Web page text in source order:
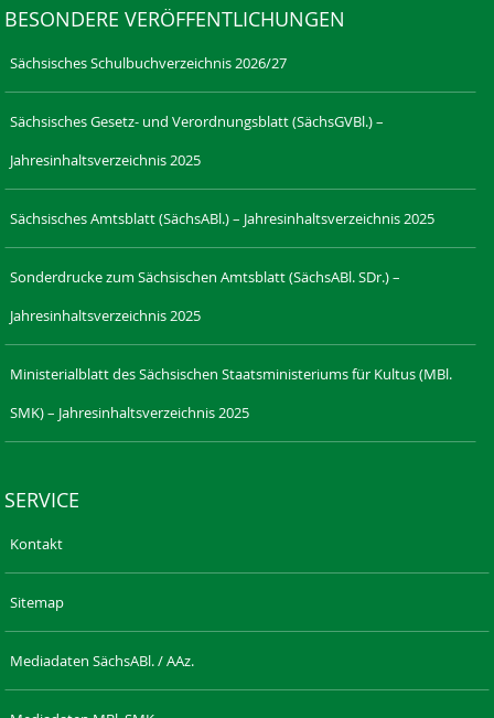
BESONDERE VERÖFFENTLICHUNGEN
Sächsisches Schulbuchverzeichnis 2026/27
Sächsisches Gesetz- und Verordnungsblatt (SächsGVBl.) –
Jahresinhaltsverzeichnis 2025
Sächsisches Amtsblatt (SächsABl.) – Jahresinhaltsverzeichnis 2025
Sonderdrucke zum Sächsischen Amtsblatt (SächsABl. SDr.) –
Jahresinhaltsverzeichnis 2025
Ministerialblatt des Sächsischen Staatsministeriums für Kultus (MBl.
SMK) – Jahresinhaltsverzeichnis 2025
SERVICE
Kontakt
Sitemap
Mediadaten SächsABl. / AAz.